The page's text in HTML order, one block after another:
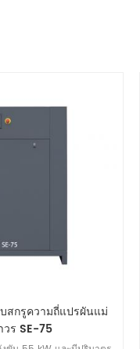
สกรูความถี่แปรผันแม่
วร SE-75